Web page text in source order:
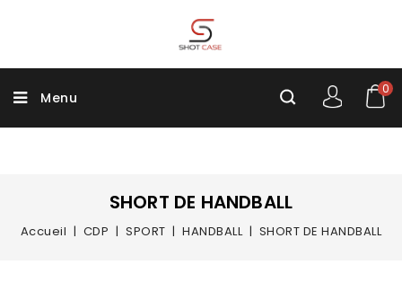
Menu
0
SHORT DE HANDBALL
Accueil CDP SPORT HANDBALL SHORT DE HANDBALL